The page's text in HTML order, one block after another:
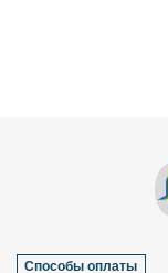
Способы оплаты